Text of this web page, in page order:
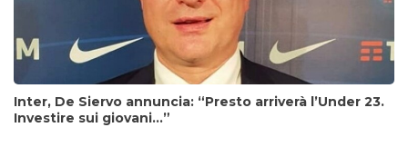
Inter, De Siervo annuncia: “Presto arriverà l’Under 23.
Investire sui giovani…”